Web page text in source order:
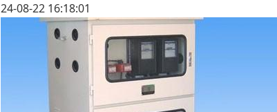
24-08-22 16:18:01